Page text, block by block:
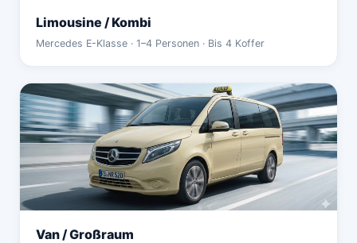
Limousine / Kombi
Mercedes E-Klasse · 1–4 Personen · Bis 4 Koffer
Van / Großraum